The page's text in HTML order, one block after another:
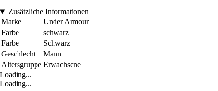
Zusätzliche Informationen
Marke
Under Armour
Farbe
schwarz
Farbe
Schwarz
Geschlecht
Mann
Altersgruppe Erwachsene
Loading...
Loading...